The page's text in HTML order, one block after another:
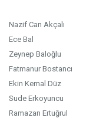
Nazif Can Akçalı
Ece Bal
Zeynep Baloğlu
Fatmanur Bostancı
Ekin Kemal Düz
Sude Erkoyuncu
Ramazan Ertuğrul